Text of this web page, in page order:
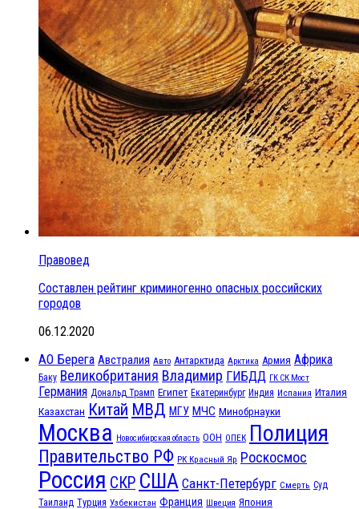
Правовед
Составлен рейтинг криминогенно опасных российских
городов
06.12.2020
АО Берега Австралия Авто Антарктида Арктика Армия Африка
Баку Великобритания Владимир ГИБДД ГК СК Мост
Германия Дональд Трамп Египет Екатеринбург Индия Испания Италия
Казахстан Китай МВД МГУ МЧС Минобрнауки
Москва Новосибирская область ООН ОПЕК Полиция
Правительство РФ РК Красный Яр Роскосмос
Россия СКР США Санкт-Петербург Смерть Суд
Таиланд Турция Узбекистан Франция Швеция Япония